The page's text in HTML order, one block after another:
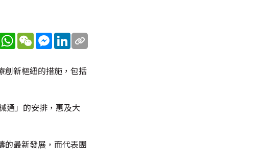
WhatsApp
WeChatMessenger
LinkedIn
創新樞紐的措施，包括
通」的安排，惠及大
的最新發展，而代表團